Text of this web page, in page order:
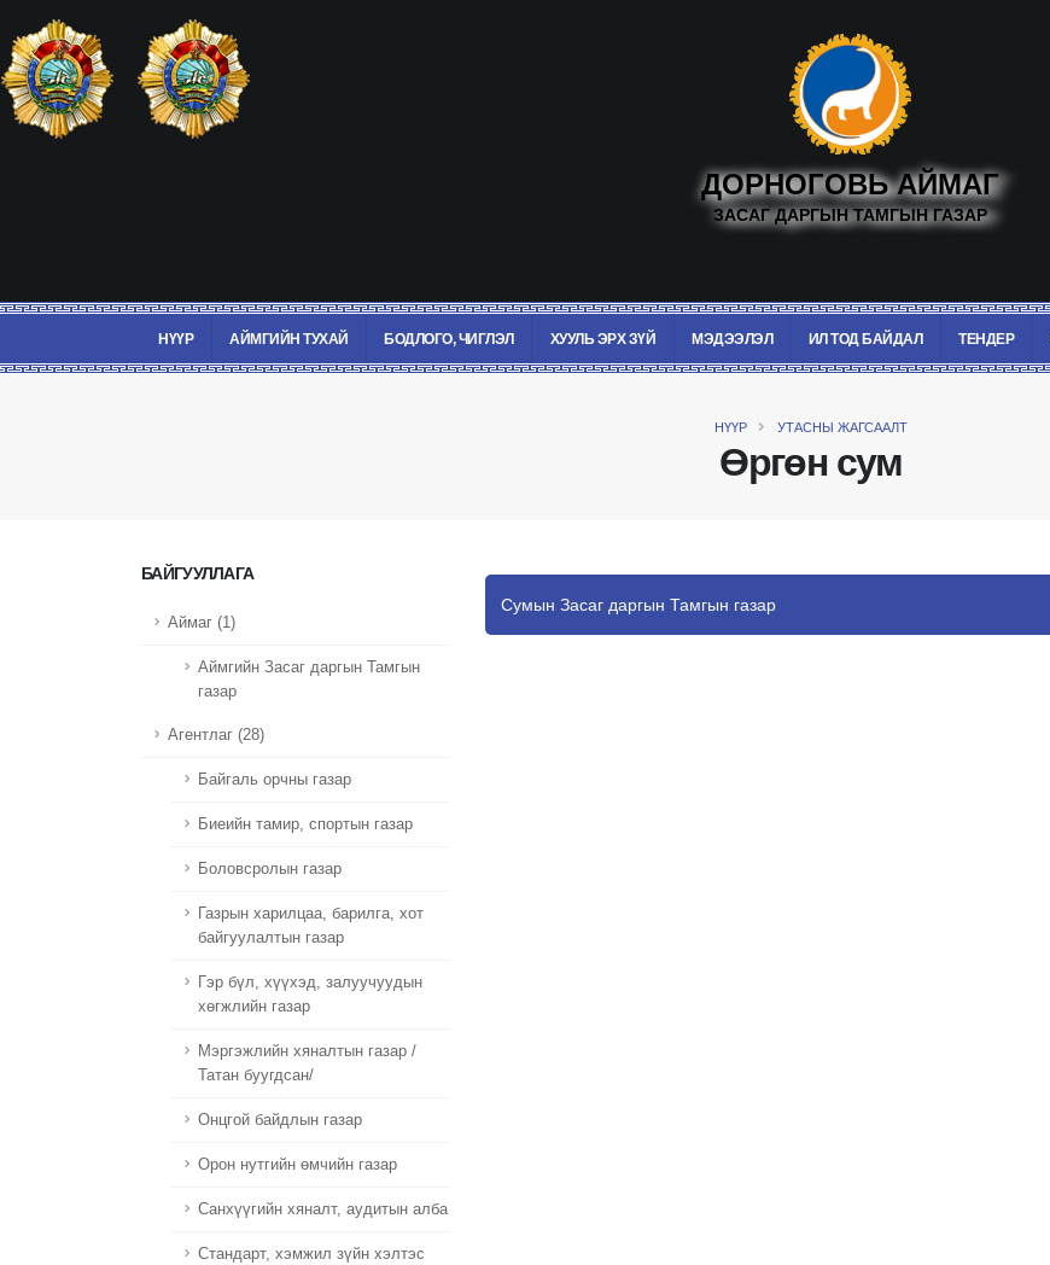
ДОРНОГОВЬ АЙМАГ
ЗАСАГ ДАРГЫН ТАМГЫН ГАЗАР
НҮҮР АЙМГИЙН ТУХАЙ БОДЛОГО, ЧИГЛЭЛ ХУУЛЬ ЭРХ ЗҮЙ МЭДЭЭЛЭЛ ИЛ ТОД БАЙДАЛ ТЕНДЕР
Өргөн сум
НҮҮР УТАСНЫ ЖАГСААЛТ
БАЙГУУЛЛАГА
Аймаг (1)
Аймгийн Засаг даргын Тамгын
газар
Агентлаг (28)
Байгаль орчны газар
Биеийн тамир, спортын газар
Боловсролын газар
Газрын харилцаа, барилга, хот
байгуулалтын газар
Гэр бүл, хүүхэд, залуучуудын
хөгжлийн газар
Мэргэжлийн хяналтын газар /
Татан буугдсан/
Онцгой байдлын газар
Орон нутгийн өмчийн газар
Санхүүгийн хяналт, аудитын алба
Стандарт, хэмжил зүйн хэлтэс
Сумын Засаг даргын Тамгын газар